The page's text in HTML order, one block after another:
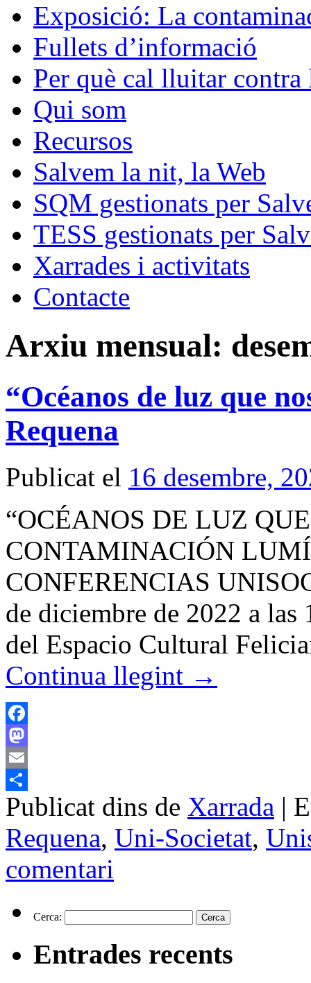
Exposició: La
Fullets d’informació
Per què cal lluitar
Qui som
Recursos
Salvem la nit, la Web
SQM gestionats per
TESS gestionats per
Xarrades i activitats
Contacte
Arxiu mensual:
“Océanos de luz que
Requena
Publicat el 16 desembre,
“OCÉANOS DE LUZ
CONTAMINACIÓN
CONFERENCIAS
de diciembre de 2022 a las
del Espacio Cultural
Continua llegint →
Facebook
Mastodon
Email
Comparteix
Publicat dins de Xarrada |
Requena, Uni-Societat,
comentari
Cerca:
Entrades recents